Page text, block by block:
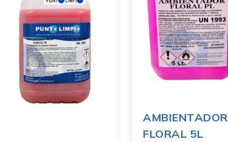
AMBIENTADOR
FLORAL 5L